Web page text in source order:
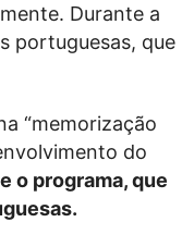
Durante a
portuguesas, que
“memorização
do
o programa, que